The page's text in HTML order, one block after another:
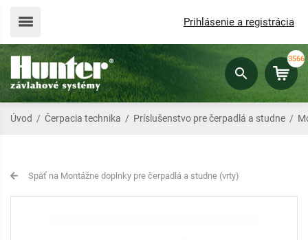
Prihlásenie a registrácia
3566
Úvod / Čerpacia technika / Príslušenstvo pre čerpadlá a studne /
Späť na Montážne doplnky pre čerpadlá a studne (vrty)